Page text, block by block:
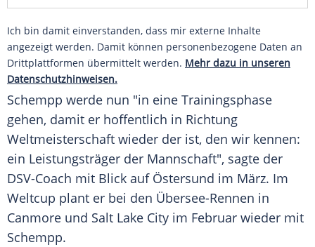
Ich bin damit einverstanden, dass mir externe Inhalte
angezeigt werden. Damit können personenbezogene Daten an
Drittplattformen übermittelt werden. Mehr dazu in unseren
Datenschutzhinweisen.
Schempp werde nun "in eine Trainingsphase
gehen, damit er hoffentlich in Richtung
Weltmeisterschaft wieder der ist, den wir kennen:
ein Leistungsträger der Mannschaft", sagte der
DSV-Coach mit Blick auf Östersund im März. Im
Weltcup plant er bei den Übersee-Rennen in
Canmore und Salt Lake City im Februar wieder mit
Schempp.